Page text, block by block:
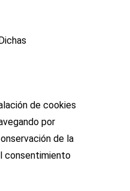
de cookies
por
de la
consentimiento